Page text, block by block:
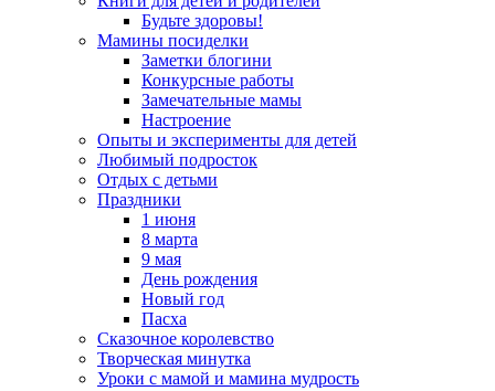
Будьте здоровы!
Мамины посиделки
Заметки блогини
Конкурсные работы
Замечательные мамы
Настроение
Опыты и эксперименты для детей
Любимый подросток
Отдых с детьми
Праздники
1 июня
8 марта
9 мая
День рождения
Новый год
Пасха
Сказочное королевство
Творческая минутка
Уроки с мамой и мамина мудрость